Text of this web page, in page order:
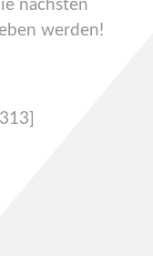
nächsten
werden!